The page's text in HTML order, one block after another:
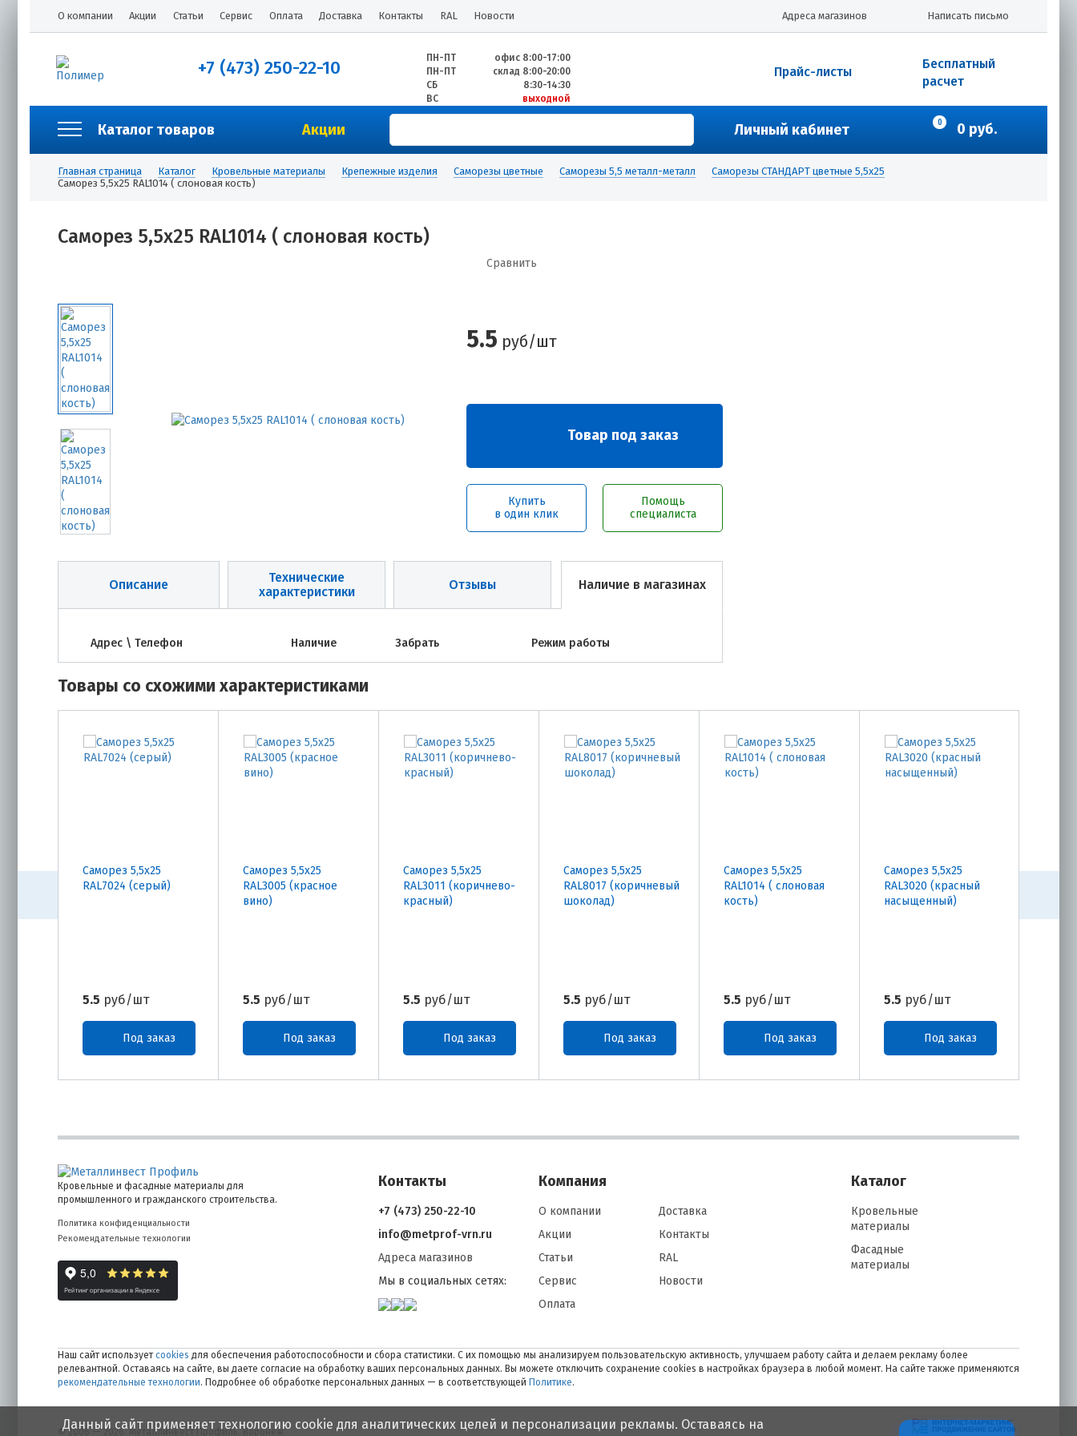
О компании Акции Статьи Сервис Оплата Доставка Контакты RAL Новости Написать письмо
Адреса магазинов
+7 (473) 250-22-10 ПН-ПТ
офис 8:00-17:00
ПН-ПТ
склад 8:00-20:00
СБ
8:30-14:30
ВС
выходной
Бесплатный
расчет
Прайс-листы
Каталог товаров Акции Личный кабинет 0 0 руб.
Главная страница Каталог Кровельные материалы Крепежные изделия Саморезы цветные Саморезы 5,5 металл-металл
Саморезы СТАНДАРТ цветные 5,5х25
Саморез 5,5х25 RAL1014 ( слоновая кость)
Саморез 5,5х25 RAL1014 ( слоновая кость)
Сравнить
5.5 руб/шт
Товар под заказ
Купить
в один клик
Помощь
специалиста
Описание
Технические
характеристики
Отзывы Наличие в магазинах
Адрес \ Телефон Наличие Забрать Режим работы
Товары со схожими характеристиками
Саморез 5,5х25
RAL7024 (серый)
5.5 руб/шт
Под заказ
Саморез 5,5х25
RAL3005 (красное
вино)
5.5 руб/шт
Под заказ
Саморез 5,5х25
RAL3011 (коричнево-
красный)
5.5 руб/шт
Под заказ
Саморез 5,5х25
RAL8017 (коричневый
шоколад)
5.5 руб/шт
Под заказ
Саморез 5,5х25
RAL1014 ( слоновая
кость)
5.5 руб/шт
Под заказ
Саморез 5,5х25
RAL3020 (красный
насыщенный)
5.5 руб/шт
Под заказ
Кровельные и фасадные материалы для
промышленного и гражданского строительства.
Политика конфиденциальности
Рекомендательные технологии
Контакты
+7 (473) 250-22-10
info@metprof-vrn.ru
Адреса магазинов
Мы в социальных сетях:
Компания
О компании
Акции
Статьи
Сервис
Оплата
Доставка
Контакты
RAL
Новости
Каталог
Кровельные
материалы
Фасадные
материалы
Наш сайт использует cookies для обеспечения работоспособности и сбора статистики. С их помощью мы анализируем пользовательскую активность, улучшаем работу сайта и делаем рекламу более
релевантной. Оставаясь на сайте, вы даете согласие на обработку ваших персональных данных. Вы можете отключить сохранение cookies в настройках браузера в любой момент. На сайте также применяются
рекомендательные технологии. Подробнее об обработке персональных данных — в соответствующей Политике.
© 2006 — 2026. Металлинвест Профиль. Воронеж
Данный сайт применяет технологию cookie для аналитических целей и персонализации рекламы. Оставаясь на